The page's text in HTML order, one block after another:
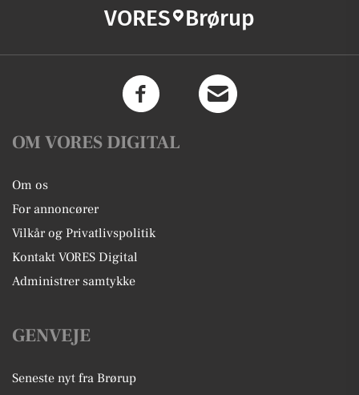
VORES Brørup
OM VORES DIGITAL
Om os
For annoncører
Vilkår og Privatlivspolitik
Kontakt VORES Digital
Administrer samtykke
GENVEJE
Seneste nyt fra Brørup